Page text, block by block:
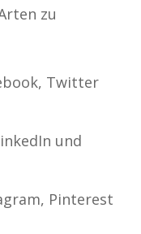
zu
Twitter
und
Pinterest